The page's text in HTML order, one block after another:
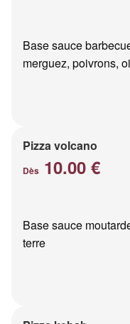
Base sauce
merguez, poivrons,
Pizza volcano
Dès 10.00 €
Base sauce
terre